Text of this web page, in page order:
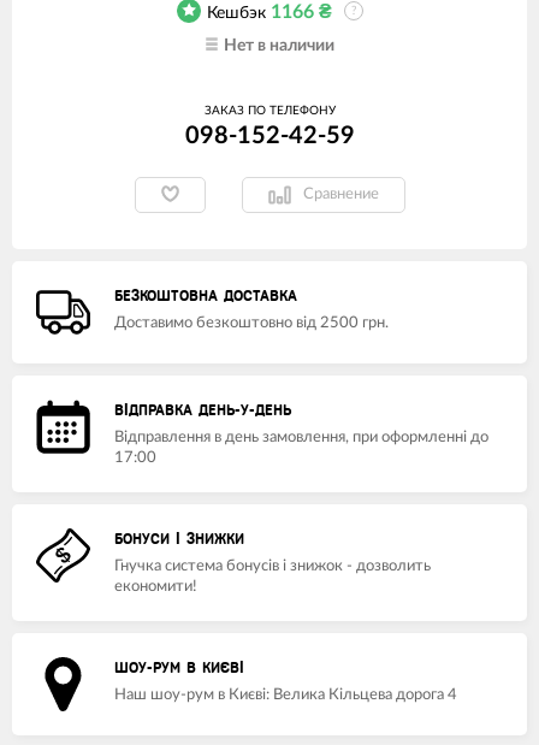
Кешбэк 1166₴ ?
Нет в наличии
ЗАКАЗ ПО ТЕЛЕФОНУ
098-152-42-59
Сравнение
БЕЗКОШТОВНА ДОСТАВКА
Доставимо безкоштовно від 2500 грн.
ВІДПРАВКА ДЕНЬ-У-ДЕНЬ
Відправлення в день замовлення, при оформленні до
17:00
БОНУСИ І ЗНИЖКИ
Гнучка система бонусів і знижок - дозволить
економити!
ШОУ-РУМ В КИЄВІ
Наш шоу-рум в Києві: Велика Кільцева дорога 4